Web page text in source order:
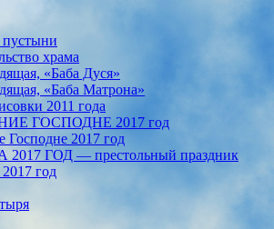
храма
«Баба Дуся»
«Баба Матрона»
2011 года
ГОСПОДНЕ 2017 год
Господне 2017 год
ГОД — престольный праздник
год